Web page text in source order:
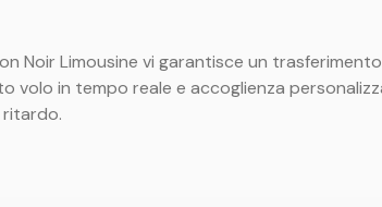
Noir Limousine vi garantisce un
volo in tempo reale e accoglienza
ritardo.